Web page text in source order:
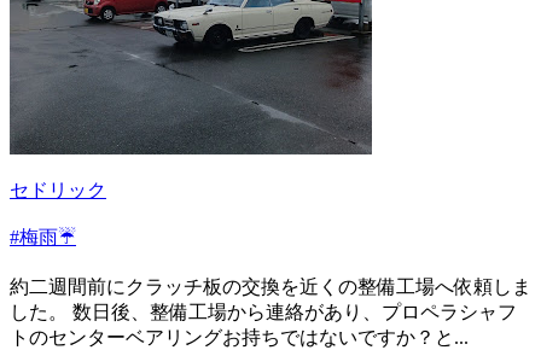
セドリック
#梅雨☔
約二週間前にクラッチ板の交換を近くの整備工場へ依頼しま
した。 数日後、整備工場から連絡があり、プロペラシャフ
トのセンターベアリングお持ちではないですか？と...